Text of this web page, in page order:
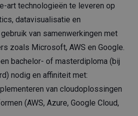
art technologieën te leveren op
datavisualisatie en
van samenwerkingen met
zoals Microsoft, AWS en Google.
bachelor- of masterdiploma (bij
nodig en affiniteit met:
van cloudoplossingen
(AWS, Azure, Google Cloud,